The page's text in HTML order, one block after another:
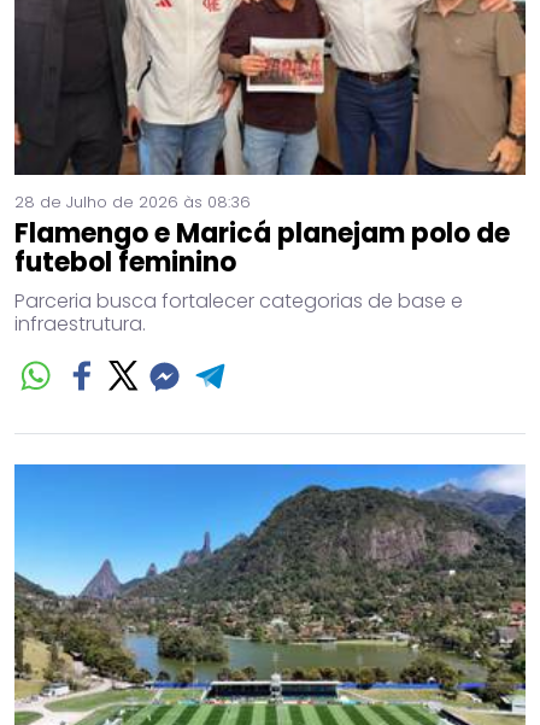
28 de Julho de 2026 às 08:36
Flamengo e Maricá planejam polo de
futebol feminino
Parceria busca fortalecer categorias de base e
infraestrutura.